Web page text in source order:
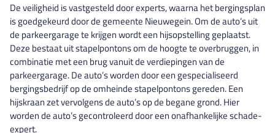
De veiligheid is vastgesteld door experts, waarna het bergingsplan
is goedgekeurd door de gemeente Nieuwegein. Om de auto’s uit
de parkeergarage te krijgen wordt een hijsopstelling geplaatst.
Deze bestaat uit stapelpontons om de hoogte te overbruggen, in
combinatie met een brug vanuit de verdiepingen van de
parkeergarage. De auto’s worden door een gespecialiseerd
bergingsbedrijf op de omheinde stapelpontons gereden. Een
hijskraan zet vervolgens de auto’s op de begane grond. Hier
worden de auto’s gecontroleerd door een onafhankelijke schade-
expert.